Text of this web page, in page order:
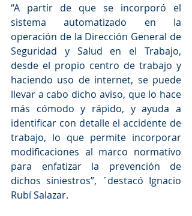
“A partir de que se incorporó el
sistema automatizado en la
operación de la Dirección General de
Seguridad y Salud en el Trabajo,
desde el propio centro de trabajo y
haciendo uso de internet, se puede
llevar a cabo dicho aviso, que lo hace
más cómodo y rápido, y ayuda a
identificar con detalle el accidente de
trabajo, lo que permite incorporar
modificaciones al marco normativo
para enfatizar la prevención de
dichos siniestros”, ´destacó Ignacio
Rubí Salazar.